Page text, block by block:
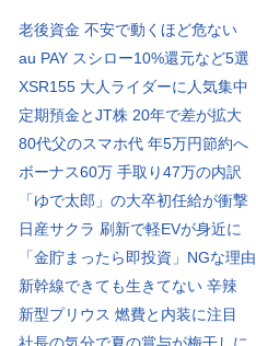
老後資金 不安で動くほど危ない
au PAY スシロー10%還元など5選
XSR155 大人ライダーに人気集中
定期預金とJT株 20年で差が拡大
80代父のスマホ代 年5万円節約へ
ボーナス60万 手取り47万の内訳
「ゆで太郎」の大卒初任給が衝撃
日産サクラ 刷新で軽EVが身近に
「金貯まったら即投資」NGな理由
新幹線できても生きてない 辛辣
新型プリウス 燃費と内装に注目
社長の気分で夏の賞与が梅干しに